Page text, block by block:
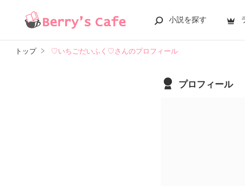
小説を探す
トップ ♡いちごだいふく♡さんのプロフィール
プロフィール